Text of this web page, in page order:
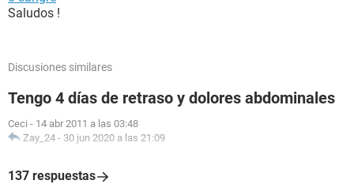
Saludos !
Discusiones similares
Tengo 4 días de retraso y dolores abdominales
Ceci - 14 abr 2011 a las 03:48
Zay_24 - 30 jun 2020 a las 21:09
137 respuestas